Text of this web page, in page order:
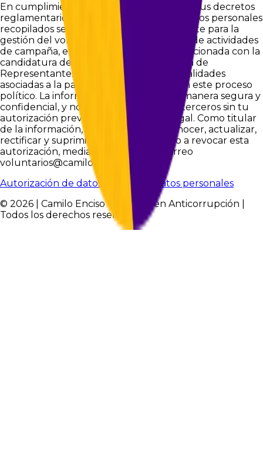
En cumplimiento de la Ley 1581 de 2012 y sus decretos
reglamentarios, te informamos que los datos personales
recopilados serán utilizados exclusivamente para la
gestión del voluntariado, la organización de actividades
de campaña, el envío de información relacionada con la
candidatura de Camilo Enciso a la Cámara de
Representantes por Bogotá y demás finalidades
asociadas a la participación ciudadana en este proceso
político. La información será tratada de manera segura y
confidencial, y no será compartida con terceros sin tu
autorización previa, salvo obligación legal. Como titular
de la información, tienes derecho a conocer, actualizar,
rectificar y suprimir tus datos, así como a revocar esta
autorización, mediante solicitud al correo
voluntarios@camiloencisov.com
Autorización de datos
Política de datos personales
© 2026 | Camilo Enciso - Experto en Anticorrupción |
Todos los derechos reservados